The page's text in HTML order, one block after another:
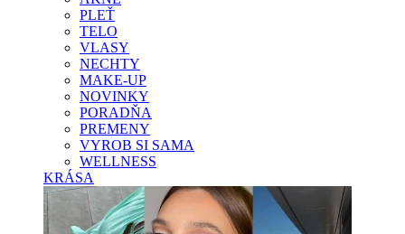
PLEŤ
TELO
VLASY
NECHTY
MAKE-UP
NOVINKY
PORADŇA
PREMENY
VYROB SI SAMA
WELLNESS
KRÁSA